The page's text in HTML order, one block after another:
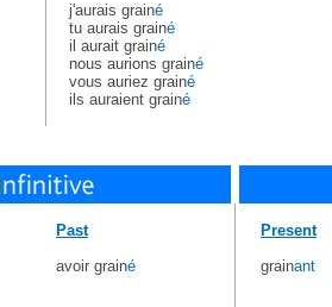
j'aurais grainé
tu aurais grainé
il aurait grainé
nous aurions grainé
vous auriez grainé
ils auraient grainé
Past
avoir grainé
Present
grainant